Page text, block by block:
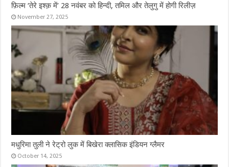
फ़िल्म ‘तेरे इश्क़ में’ 28 नवंबर को हिन्दी, तमिल और तेलुगु में होगी रिलीज़
November 27, 2025
मधुरिमा तुली ने रेट्रो लुक में बिखेरा क्लासिक इंडियन ग्लैमर
October 14, 2025